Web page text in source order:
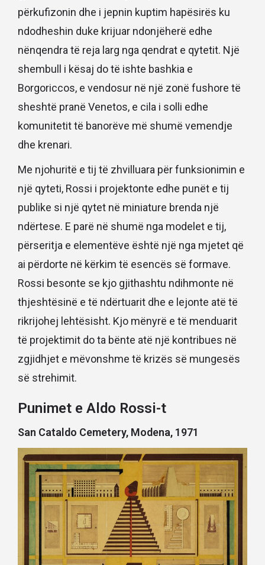
përkufizonin dhe i jepnin kuptim hapësirës ku
ndodheshin duke krijuar ndonjëherë edhe
nënqendra të reja larg nga qendrat e qytetit. Një
shembull i kësaj do të ishte bashkia e
Borgoriccos, e vendosur në një zonë fushore të
sheshtë pranë Venetos, e cila i solli edhe
komunitetit të banorëve më shumë vemendje
dhe krenari.
Me njohuritë e tij të zhvilluara për funksionimin e
një qyteti, Rossi i projektonte edhe punët e tij
publike si një qytet në miniature brenda një
ndërtese. E parë në shumë nga modelet e tij,
përseritja e elementëve është një nga mjetet që
ai përdorte në kërkim të esencës së formave.
Rossi besonte se kjo gjithashtu ndihmonte në
thjeshtësinë e të ndërtuarit dhe e lejonte atë të
rikrijohej lehtësisht. Kjo mënyrë e të menduarit
të projektimit do ta bënte atë një kontribues në
zgjidhjet e mëvonshme të krizës së mungesës
së strehimit.
Punimet e Aldo Rossi-t
San Cataldo Cemetery, Modena, 1971